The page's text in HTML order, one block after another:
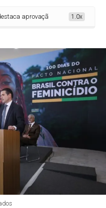
aprovação de 73 propostas
1.0x